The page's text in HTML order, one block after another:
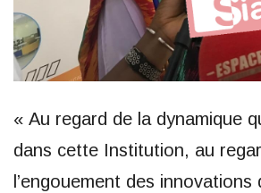
« Au regard de la dynamique
dans cette Institution, au
l’engouement des innovations